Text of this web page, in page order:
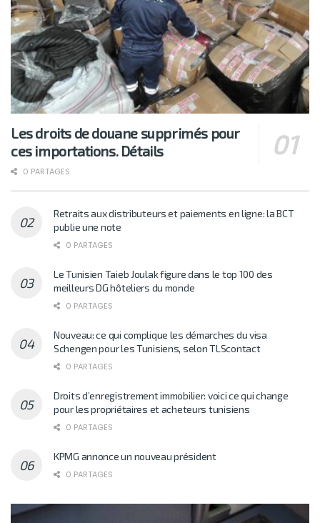
Les droits de douane supprimés pour
ces importations. Détails
0 PARTAGES
Retraits aux distributeurs et paiements en ligne: la BCT
publie une note
0 PARTAGES
Le Tunisien Taieb Joulak figure dans le top 100 des
meilleurs DG hôteliers du monde
0 PARTAGES
Nouveau: ce qui complique les démarches du visa
Schengen pour les Tunisiens, selon TLScontact
0 PARTAGES
Droits d’enregistrement immobilier: voici ce qui change
pour les propriétaires et acheteurs tunisiens
0 PARTAGES
KPMG annonce un nouveau président
0 PARTAGES